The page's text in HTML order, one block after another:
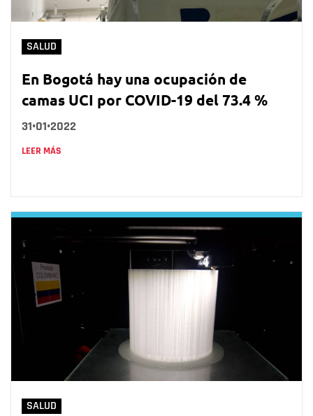
SALUD
En Bogotá hay una ocupación de
camas UCI por COVID-19 del 73.4 %
31•01•2022
LEER MÁS
SALUD